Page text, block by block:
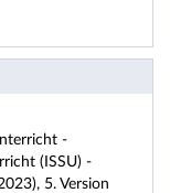
-
(ISSU) -
5. Version